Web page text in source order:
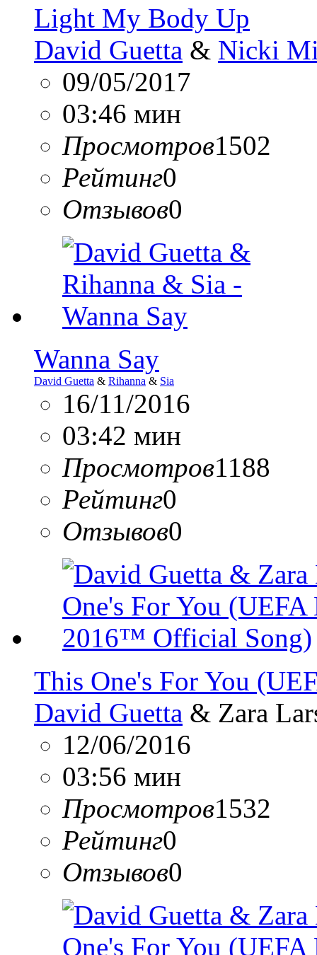
Light My Body Up
David Guetta & Nicki
09/05/2017
03:46 мин
Просмотров1502
Рейтинг0
Отзывов0
Wanna Say
David Guetta & Rihanna & Sia
16/11/2016
03:42 мин
Просмотров1188
Рейтинг0
Отзывов0
This One's For You
David Guetta & Zara
12/06/2016
03:56 мин
Просмотров1532
Рейтинг0
Отзывов0